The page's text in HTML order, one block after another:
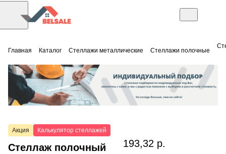
Главная Каталог Стеллажи металлические Стеллажи полочные
Акция Калькулятор стеллажей
Стеллаж полочный
193,32 р.